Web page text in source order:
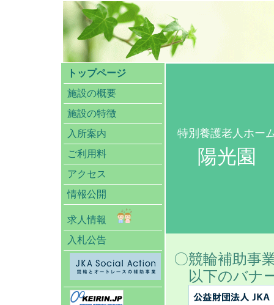
トップページ
施設の概要
施設の特徴
入所案内
ご利用料
アクセス
情報公開
求人情報
入札公告
特別養護老人ホー
陽光園
〇競輪補助事
以下のバナ